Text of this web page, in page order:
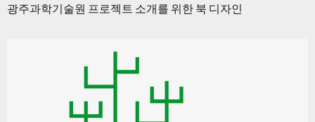
광주과학기술원 프로젝트 소개를 위한 북 디자인